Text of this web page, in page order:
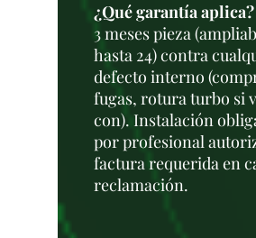
¿Qué garantía aplica?
3 meses pieza
hasta 24) contra
defecto interno
fugas, rotura turbo si
con). Instalación
por profesional
factura requerida en
reclamación.